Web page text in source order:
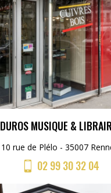
DUROS MUSIQUE &
10 rue de Plélo - 35007
02 99 30 32 04